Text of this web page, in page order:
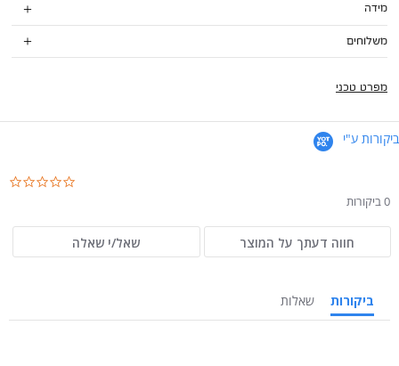
מידה
משלוחים
מפרט טכני
ביקורות ע"י
0 ביקורות
חווה דעתך על המוצר שאל/י שאלה
ביקורות שאלות